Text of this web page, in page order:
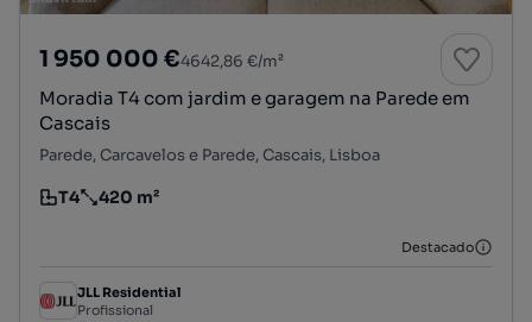
1 950 000 €4642,86 €/m²
Moradia T4 com jardim e garagem na Parede em
Cascais
Parede, Carcavelos e Parede, Cascais, Lisboa
Tipologia
T4
Preço por metro quadrado
420 m²
Destacado
JLL Residential
Profissional